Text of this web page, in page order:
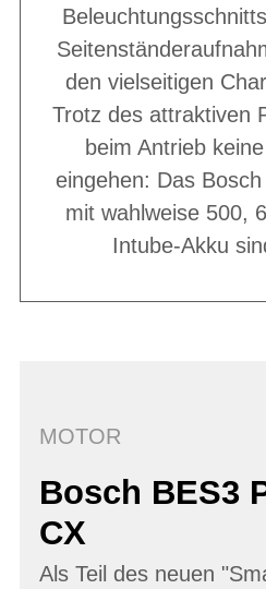
den vielseitigen
Trotz des attraktiven
beim Antrieb
eingehen: Das
mit wahlweise 500,
Intube-Akku
MOTOR
Bosch BES3
CX
Als Teil des neuen